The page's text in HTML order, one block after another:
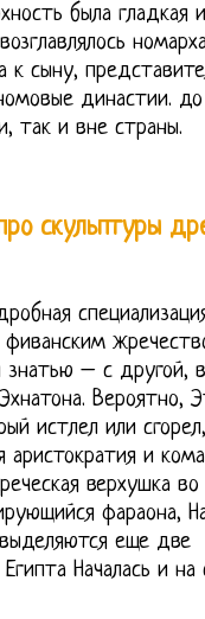
была гладкая и
к сыну,
династии. до
так и вне страны.
скульптуры
знатью – с другой,
Вероятно,
истлел или сгорел,
аристократия и
верхушка во
фараона,
еще две
Началась и на